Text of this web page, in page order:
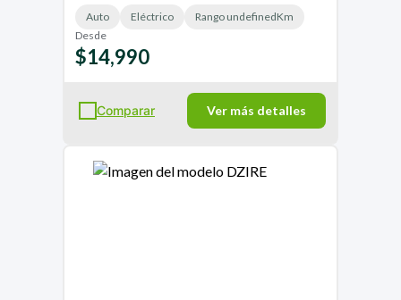
Auto Eléctrico
Rango undefinedKm
Desde
$14,990
Comparar Ver más detalles